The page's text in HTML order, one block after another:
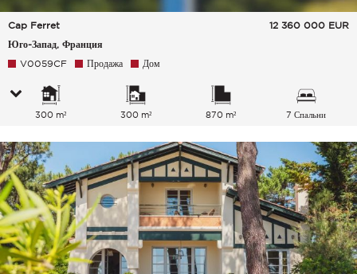
Cap Ferret
Юго-Запад, Франция
12 360 000 EUR
V0059CF Продажа Дом
300 m² 300 m² 870 m² 7 Спальни